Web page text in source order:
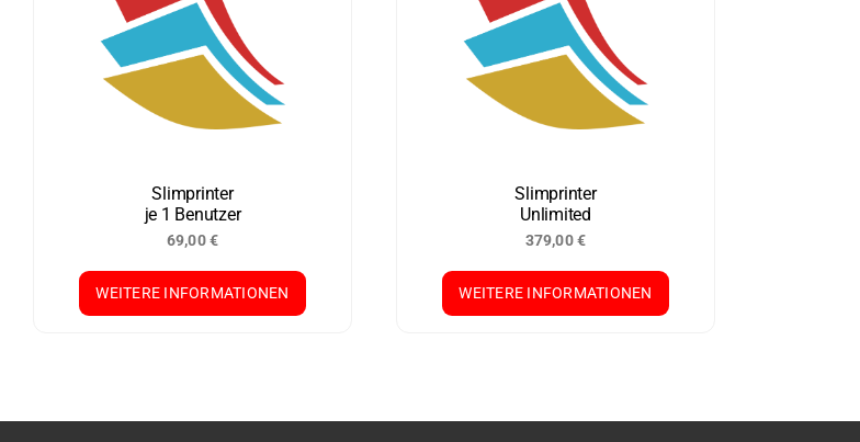
Slimprinter
je 1 Benutzer
69,00€
WEITERE INFORMATIONEN
Slimprinter
Unlimited
379,00€
WEITERE INFORMATIONEN